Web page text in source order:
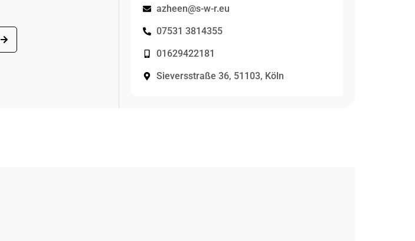
azheen@s-w-r.eu
07531 3814355
01629422181
Sieversstraße 36, 51103, Köln